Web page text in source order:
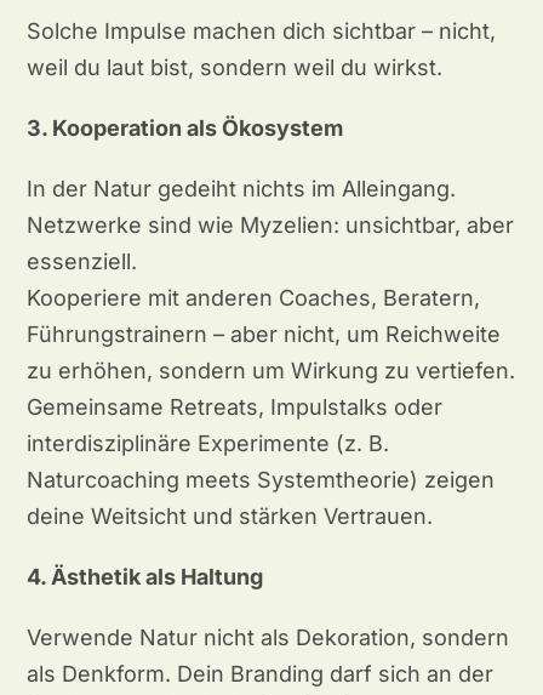
Solche Impulse machen dich sichtbar – nicht,
weil du laut bist, sondern weil du wirkst.
3. Kooperation als Ökosystem
In der Natur gedeiht nichts im Alleingang.
Netzwerke sind wie Myzelien: unsichtbar, aber
essenziell.
Kooperiere mit anderen Coaches, Beratern,
Führungstrainern – aber nicht, um Reichweite
zu erhöhen, sondern um Wirkung zu vertiefen.
Gemeinsame Retreats, Impulstalks oder
interdisziplinäre Experimente (z. B.
Naturcoaching meets Systemtheorie) zeigen
deine Weitsicht und stärken Vertrauen.
4. Ästhetik als Haltung
Verwende Natur nicht als Dekoration, sondern
als Denkform. Dein Branding darf sich an der